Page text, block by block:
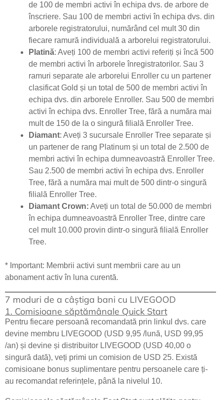
de 100 de membri activi în echipa dvs. de arbore de
înscriere. Sau 100 de membri activi în echipa dvs. din
arborele registratorului, numărând cel mult 30 din
fiecare ramură individuală a arborelui registratorului.
Platină: Aveți 100 de membri activi referiți și încă 500
de membri activi în arborele înregistratorilor. Sau 3
ramuri separate ale arborelui Enroller cu un partener
clasificat Gold și un total de 500 de membri activi în
echipa dvs. din arborele Enroller. Sau 500 de membri
activi în echipa dvs. Enroller Tree, fără a număra mai
mult de 150 de la o singură filială Enroller Tree.
Diamant: Aveți 3 sucursale Enroller Tree separate și
un partener de rang Platinum și un total de 2.500 de
membri activi în echipa dumneavoastră Enroller Tree.
Sau 2.500 de membri activi în echipa dvs. Enroller
Tree, fără a număra mai mult de 500 dintr-o singură
filială Enroller Tree.
Diamant Crown: Aveți un total de 50.000 de membri
în echipa dumneavoastră Enroller Tree, dintre care
cel mult 10.000 provin dintr-o singură filială Enroller
Tree.
* Important: Membrii activi sunt membrii care au un
abonament activ în luna curentă.
7 moduri de a câștiga bani cu LIVEGOOD
1. Comisioane săptămânale Quick Start
Pentru fiecare persoană recomandată prin linkul dvs. care
devine membru LIVEGOOD (USD 9,95 /lună, USD 99,95
/an) și devine și distribuitor LIVEGOOD (USD 40,00 o
singură dată), veți primi un comision de USD 25. Există
comisioane bonus suplimentare pentru persoanele care ți-
au recomandat referințele, până la nivelul 10.